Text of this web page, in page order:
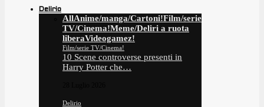
Delirio
AllAnime/manga/Cartoni!Film/serie
TV/Cinema!Meme/Deliri a ruota
liberaVideogamez!
Film/serie TV/Cinema!
10 Scene controverse presenti in
Harry Potter che…
Delirio